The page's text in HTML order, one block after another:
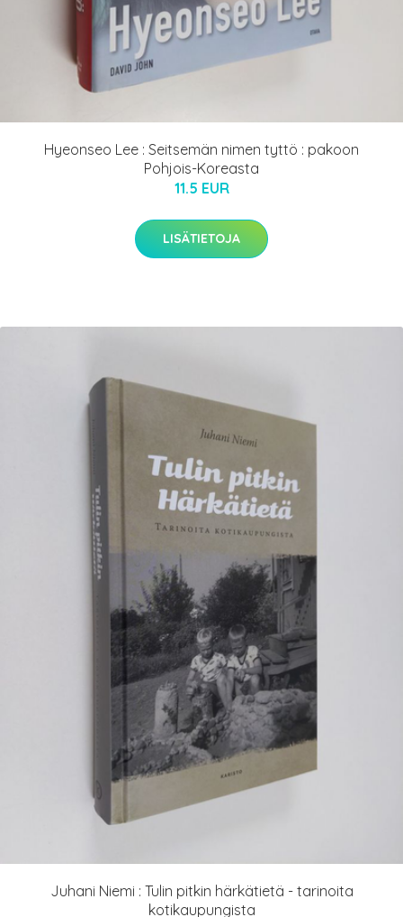
Hyeonseo Lee : Seitsemän nimen tyttö : pakoon
Pohjois-Koreasta
11.5 EUR
LISÄTIETOJA
Juhani Niemi : Tulin pitkin härkätietä - tarinoita
kotikaupungista